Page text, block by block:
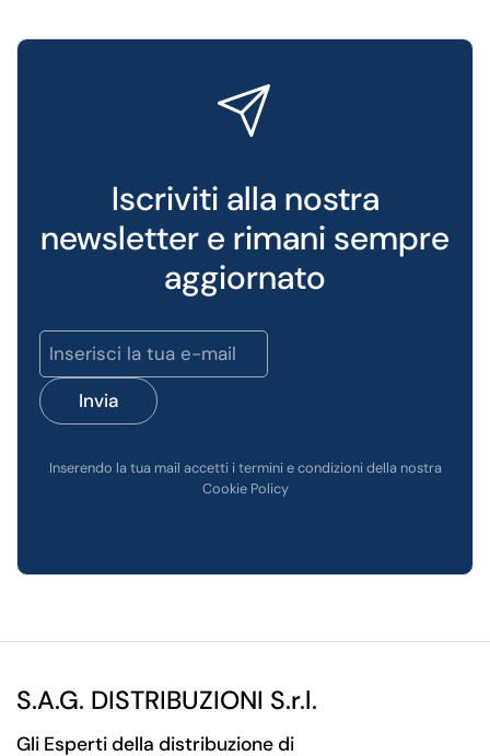
Iscriviti alla nostra
newsletter e rimani sempre
aggiornato
Invia
Inserendo la tua mail accetti i termini e condizioni della nostra
Cookie Policy
S.A.G. DISTRIBUZIONI S.r.l.
Gli Esperti della distribuzione di